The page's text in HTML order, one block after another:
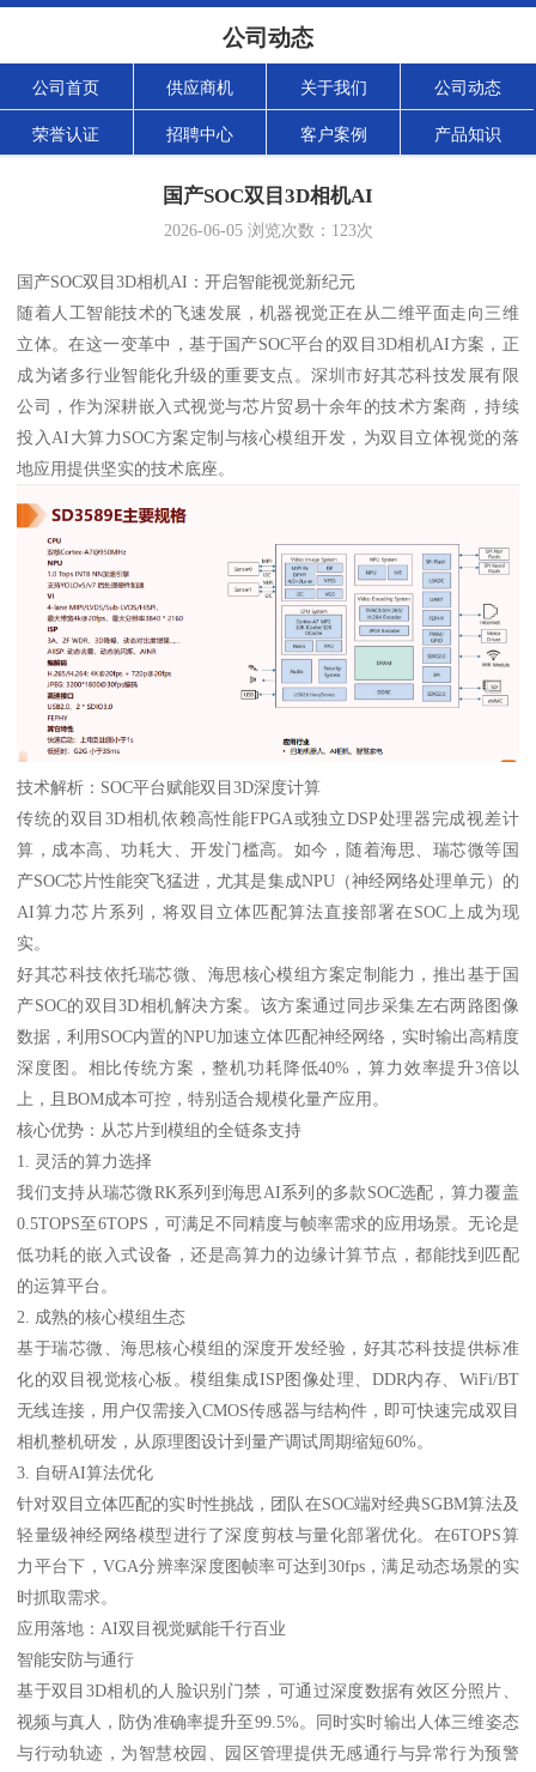
公司动态
公司首页 供应商机 关于我们 公司动态
荣誉认证 招聘中心 客户案例 产品知识
国产SOC双目3D相机AI
2026-06-05浏览次数： 123次
国产SOC双目3D相机AI：开启智能视觉新纪元
随着人工智能技术的飞速发展，机器视觉正在从二维平面走向三维
立体。在这一变革中，基于国产SOC平台的双目3D相机AI方案，正
成为诸多行业智能化升级的重要支点。深圳市好其芯科技发展有限
公司，作为深耕嵌入式视觉与芯片贸易十余年的技术方案商，持续
投入AI大算力SOC方案定制与核心模组开发，为双目立体视觉的落
地应用提供坚实的技术底座。
技术解析：SOC平台赋能双目3D深度计算
传统的双目3D相机依赖高性能FPGA或独立DSP处理器完成视差计
算，成本高、功耗大、开发门槛高。如今，随着海思、瑞芯微等国
产SOC芯片性能突飞猛进，尤其是集成NPU（神经网络处理单元）的
AI算力芯片系列，将双目立体匹配算法直接部署在SOC上成为现
实。
好其芯科技依托瑞芯微、海思核心模组方案定制能力，推出基于国
产SOC的双目3D相机解决方案。该方案通过同步采集左右两路图像
数据，利用SOC内置的NPU加速立体匹配神经网络，实时输出高精度
深度图。相比传统方案，整机功耗降低40%，算力效率提升3倍以
上，且BOM成本可控，特别适合规模化量产应用。
核心优势：从芯片到模组的全链条支持
1. 灵活的算力选择
我们支持从瑞芯微RK系列到海思AI系列的多款SOC选配，算力覆盖
0.5TOPS至6TOPS，可满足不同精度与帧率需求的应用场景。无论是
低功耗的嵌入式设备，还是高算力的边缘计算节点，都能找到匹配
的运算平台。
2. 成熟的核心模组生态
基于瑞芯微、海思核心模组的深度开发经验，好其芯科技提供标准
化的双目视觉核心板。模组集成ISP图像处理、DDR内存、WiFi/BT
无线连接，用户仅需接入CMOS传感器与结构件，即可快速完成双目
相机整机研发，从原理图设计到量产调试周期缩短60%。
3. 自研AI算法优化
针对双目立体匹配的实时性挑战，团队在SOC端对经典SGBM算法及
轻量级神经网络模型进行了深度剪枝与量化部署优化。在6TOPS算
力平台下，VGA分辨率深度图帧率可达到30fps，满足动态场景的实
时抓取需求。
应用落地：AI双目视觉赋能千行百业
智能安防与通行
基于双目3D相机的人脸识别门禁，可通过深度数据有效区分照片、
视频与真人，防伪准确率提升至99.5%。同时实时输出人体三维姿态
与行动轨迹，为智慧校园、园区管理提供无感通行与异常行为预警